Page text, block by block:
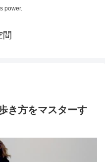
power.
間
き方をマスターす